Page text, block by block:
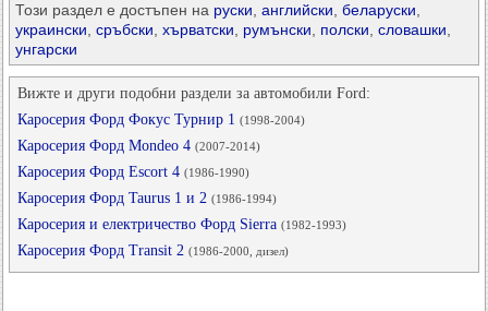
Този раздел е достъпен на руски английски беларуски
украински сръбски хърватски румънски полски словашки
унгарски
Вижте и други подобни раздели за автомобили Ford:
Каросерия Форд Фокус Турнир 1 (1998-2004)
Каросерия Форд Mondeo 4 (2007-2014)
Каросерия Форд Escort 4 (1986-1990)
Каросерия Форд Taurus 1 и 2 (1986-1994)
Каросерия и електричество Форд Sierra (1982-1993)
Каросерия Форд Transit 2 (1986-2000, дизел)